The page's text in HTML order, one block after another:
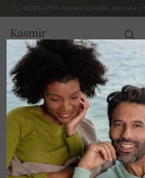
BESPLATNA dostava od 400€ - Isporuka
Kasmir
HRVATSKA
Kuća